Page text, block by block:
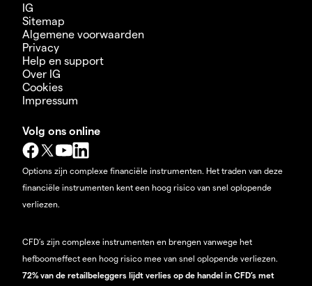
IG
Sitemap
Algemene voorwaarden
Privacy
Help en support
Over IG
Cookies
Impressum
Volg ons online
Options zijn complexe financiële instrumenten. Het traden van deze
financiële instrumenten kent een hoog risico van snel oplopende
verliezen.
CFD’s zijn complexe instrumenten en brengen vanwege het
hefboomeffect een hoog risico mee van snel oplopende verliezen.
72% van de retailbeleggers lijdt verlies op de handel in CFD’s met